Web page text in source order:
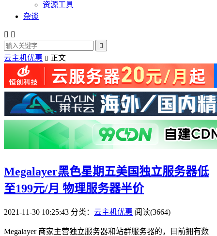
资源工具
杂谈
 

云主机优惠  正文
Megalayer黑色星期五美国独立服务器低
至199元/月 物理服务器半价
2021-11-30 10:25:43 分类： 云主机优惠 阅读(3664)
Megalayer 商家主营独立服务器和站群服务器的，目前拥有数